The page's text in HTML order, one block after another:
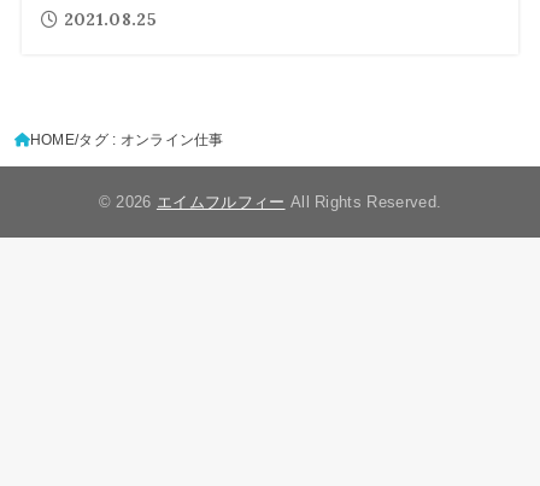
2021.08.25
HOME タグ : オンライン仕事
© 2026 エイムフルフィー All Rights Reserved.